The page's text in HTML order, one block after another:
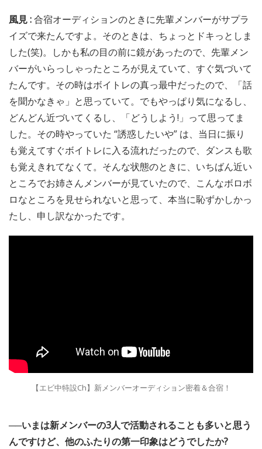
風見 :合宿オーディションのときに先輩メンバーがサプラ
イズで来たんですよ。そのときは、ちょっとドキっとしま
した(笑)。しかも私の目の前に鏡があったので、先輩メン
バーがいらっしゃったところが見えていて、すぐ気づいて
たんです。その時はボイトレの真っ最中だったので、「話
を聞かなきゃ」と思っていて。でもやっぱり気になるし、
どんどん近づいてくるし、「どうしよう!」って思ってま
した。その時やっていた “誘惑したいや” は、当日に振り
も覚えてすぐボイトレに入る流れだったので、ダンスも歌
も覚えきれてなくて。そんな状態のときに、いちばん近い
ところでお姉さんメンバーが見ていたので、こんなボロボ
ロなところを見せられないと思って、本当に恥ずかしかっ
たし、申し訳なかったです。
【エビ中特設Ch】新メンバーオーディション密着＆合宿！
──いまは新メンバーの3人で活動されることも多いと思う
んですけど、他のふたりの第一印象はどうでしたか?